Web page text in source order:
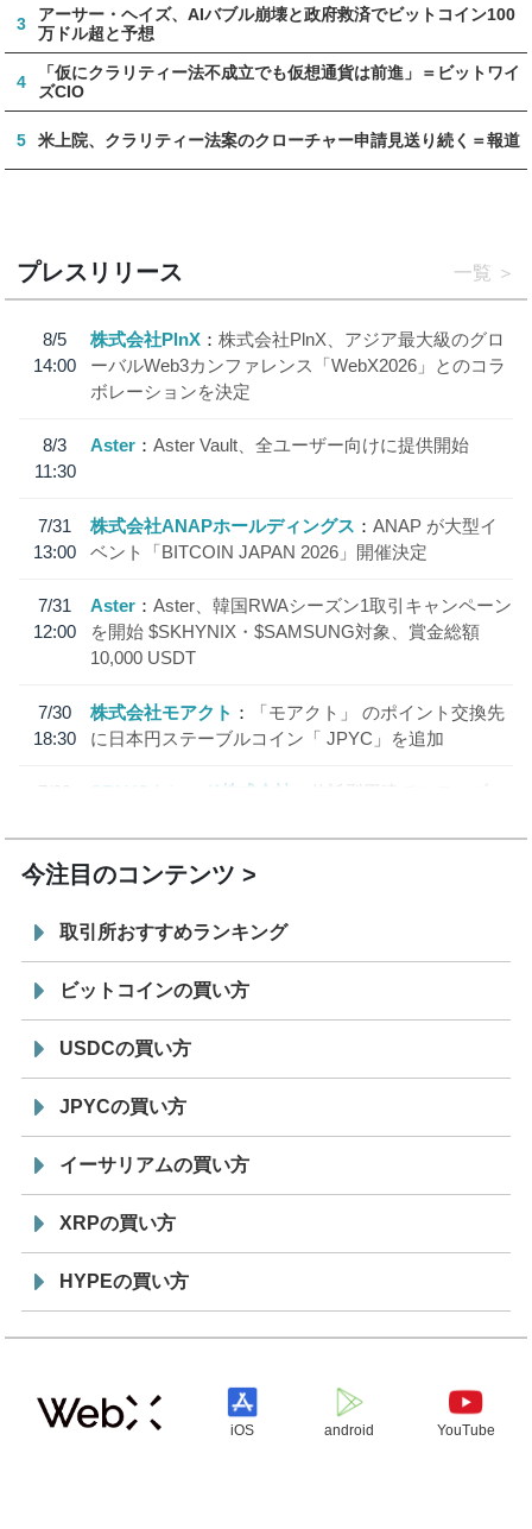
3
アーサー・ヘイズ、AIバブル崩壊と政府救済でビットコイン100
万ドル超と予想
4
「仮にクラリティー法不成立でも仮想通貨は前進」＝ビットワイ
ズCIO
5 米上院、クラリティー法案のクローチャー申請見送り続く＝報道
プレスリリース 一覧
8/5
14:00
株式会社PlnX
株式会社PlnX、アジア最大級のグロ
ーバルWeb3カンファレンス「WebX2026」とのコラ
ボレーションを決定
8/3
11:30
Aster Aster Vault、全ユーザー向けに提供開始
7/31
13:00
株式会社ANAPホールディングス
ANAP が大型イ
ベント「BITCOIN JAPAN 2026」開催決定
7/31
12:00
Aster
Aster、韓国RWAシーズン1取引キャンペーン
を開始 $SKHYNIX・$SAMSUNG対象、賞金総額
10,000 USDT
7/30
18:30
株式会社モアクト
「モアクト」 のポイント交換先
に日本円ステーブルコイン「 JPYC」を追加
7/29
SBI VCトレード株式会社
信託型円建てステーブル
今注目のコンテンツ
取引所おすすめランキング
ビットコインの買い方
USDCの買い方
JPYCの買い方
イーサリアムの買い方
XRPの買い方
HYPEの買い方
iOS android YouTube